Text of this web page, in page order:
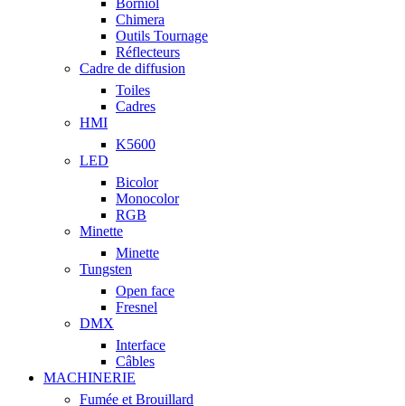
Borniol
Chimera
Outils Tournage
Réflecteurs
Cadre de diffusion
Toiles
Cadres
HMI
K5600
LED
Bicolor
Monocolor
RGB
Minette
Minette
Tungsten
Open face
Fresnel
DMX
Interface
Câbles
MACHINERIE
Fumée et Brouillard